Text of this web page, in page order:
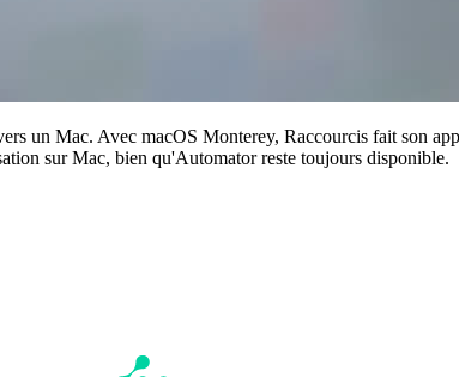
un Mac. Avec macOS Monterey, Raccourcis fait son
sur Mac, bien qu'Automator reste toujours disponible.